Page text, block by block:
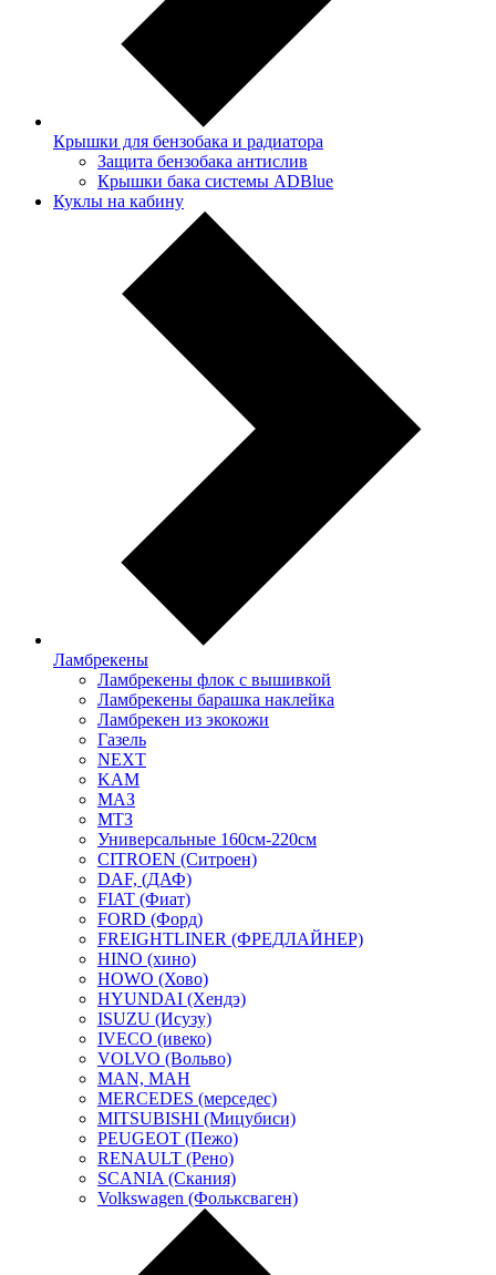
Крышки для бензобака и радиатора
Защита бензобака антислив
Крышки бака системы ADBlue
Куклы на кабину
Ламбрекены
Ламбрекены флок с вышивкой
Ламбрекены барашка наклейка
Ламбрекен из экокожи
Газель
NEXT
KAM
МАЗ
МТЗ
Универсальные 160см-220см
CITROEN (Ситроен)
DAF, (ДАФ)
FIAT (Фиат)
FORD (Форд)
FREIGHTLINER (ФРЕДЛАЙНЕР)
HINO (хино)
HOWO (Хово)
HYUNDAI (Хендэ)
ISUZU (Исузу)
IVECO (ивеко)
VOLVO (Вольво)
MAN, МАН
MERCEDES (мерседес)
MITSUBISHI (Мицубиси)
PEUGEOT (Пежо)
RENAULT (Рено)
SCANIA (Скания)
Volkswagen (Фольксваген)